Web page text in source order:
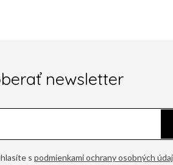
newsletter
s podmienkami ochrany osobných